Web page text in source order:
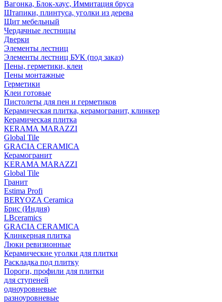
Вагонка, Блок-хаус, Иммитация бруса
Штапики, плинтуса, уголки из дерева
Щит мебельный
Чердачные лестницы
Дверки
Элементы лестниц
Элементы лестниц БУК (под заказ)
Пены, герметики, клеи
Пены монтажные
Герметики
Клеи готовые
Пистолеты для пен и герметиков
Керамическая плитка, керамогранит, клинкер
Керамическая плитка
КЕRАМА MARAZZI
Global Tile
GRACIA CERAMICA
Керамогранит
KERAMA MARAZZI
Global Tile
Гранит
Estima Profi
BERYOZA Ceramica
Брис (Индия)
LBceramics
GRACIA CERAMICA
Клинкерная плитка
Люки ревизионные
Керамические уголки для плитки
Раскладка под плитку
Пороги, профили для плитки
для ступеней
одноуровневые
разноуровневые